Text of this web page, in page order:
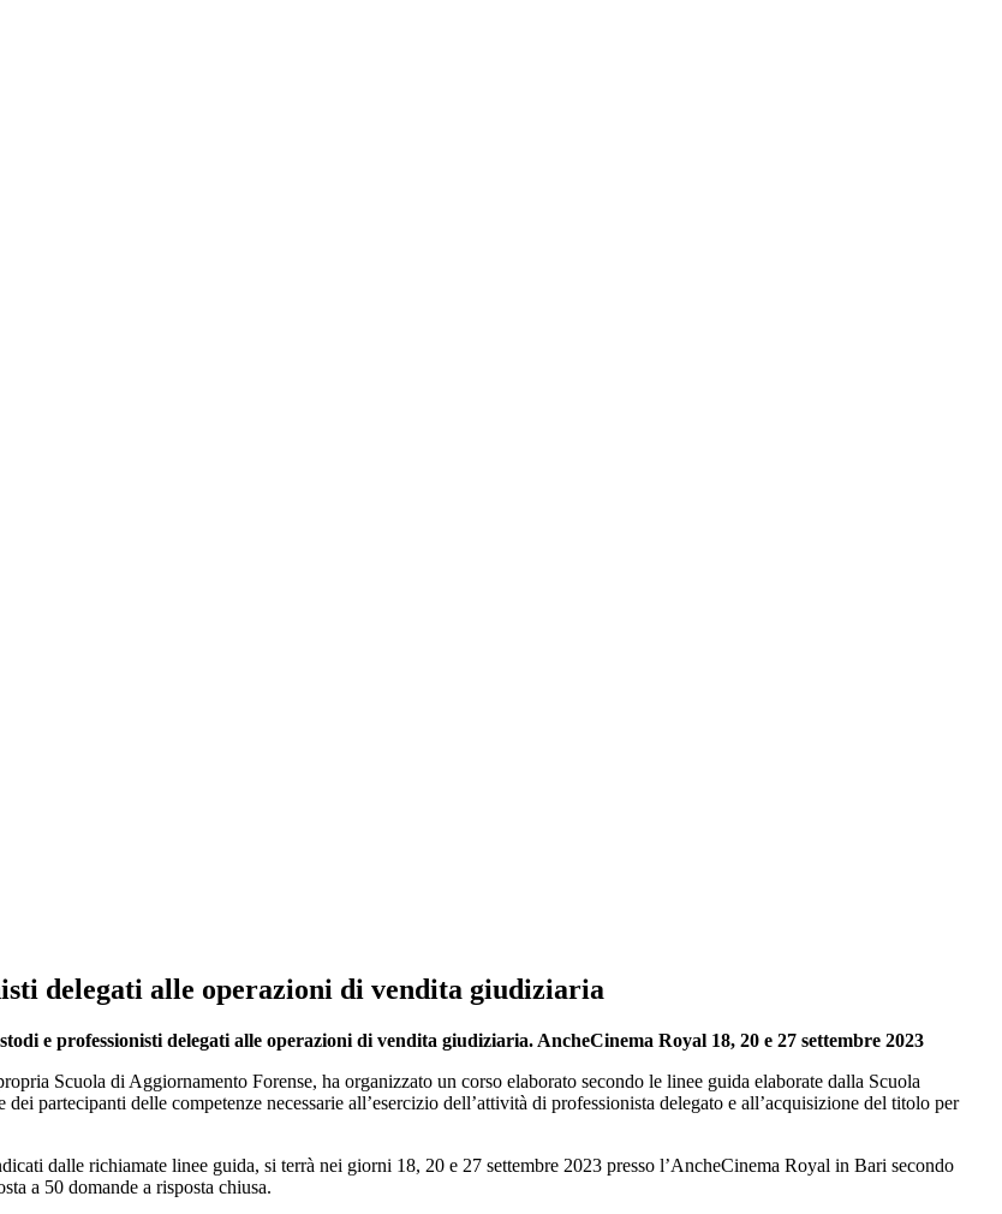
delegati alle operazioni di vendita giudiziaria
e professionisti delegati alle operazioni di vendita giudiziaria. AncheCinema Royal 18, 20 e 27 settembre 2023
Scuola di Aggiornamento Forense, ha organizzato un corso elaborato secondo le linee guida elaborate dalla Scuola
partecipanti delle competenze necessarie all’esercizio dell’attività di professionista delegato e all’acquisizione del titolo per
dalle richiamate linee guida, si terrà nei giorni 18, 20 e 27 settembre 2023 presso l’AncheCinema Royal in Bari secondo
a 50 domande a risposta chiusa.